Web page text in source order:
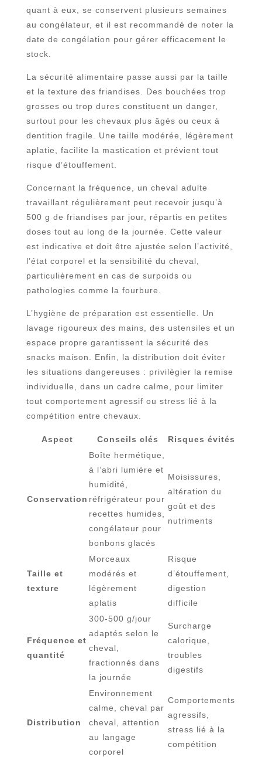
quant à eux, se conservent plusieurs semaines
au congélateur, et il est recommandé de noter la
date de congélation pour gérer efficacement le
stock.
La sécurité alimentaire passe aussi par la taille
et la texture des friandises. Des bouchées trop
grosses ou trop dures constituent un danger,
surtout pour les chevaux plus âgés ou ceux à
dentition fragile. Une taille modérée, légèrement
aplatie, facilite la mastication et prévient tout
risque d’étouffement.
Concernant la fréquence, un cheval adulte
travaillant régulièrement peut recevoir jusqu’à
500 g de friandises par jour, répartis en petites
doses tout au long de la journée. Cette valeur
est indicative et doit être ajustée selon l’activité,
l’état corporel et la sensibilité du cheval,
particulièrement en cas de surpoids ou
pathologies comme la fourbure.
L’hygiène de préparation est essentielle. Un
lavage rigoureux des mains, des ustensiles et un
espace propre garantissent la sécurité des
snacks maison. Enfin, la distribution doit éviter
les situations dangereuses : privilégier la remise
individuelle, dans un cadre calme, pour limiter
tout comportement agressif ou stress lié à la
compétition entre chevaux.
Aspect Conseils clés Risques évités
Conservation
Boîte hermétique,
à l’abri lumière et
humidité,
réfrigérateur pour
recettes humides,
congélateur pour
bonbons glacés
Moisissures,
altération du
goût et des
nutriments
Taille et
texture
Morceaux
modérés et
légèrement
aplatis
Risque
d’étouffement,
digestion
difficile
Fréquence et
quantité
300-500 g/jour
adaptés selon le
cheval,
fractionnés dans
la journée
Surcharge
calorique,
troubles
digestifs
Distribution
Environnement
calme, cheval par
cheval, attention
au langage
corporel
Comportements
agressifs,
stress lié à la
compétition